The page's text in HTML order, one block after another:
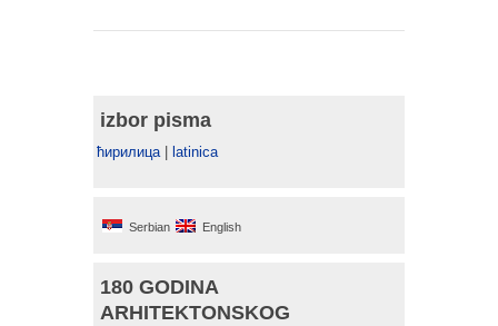
izbor pisma
ћирилица| latinica
Serbian English
180 GODINA
ARHITEKTONSKOG